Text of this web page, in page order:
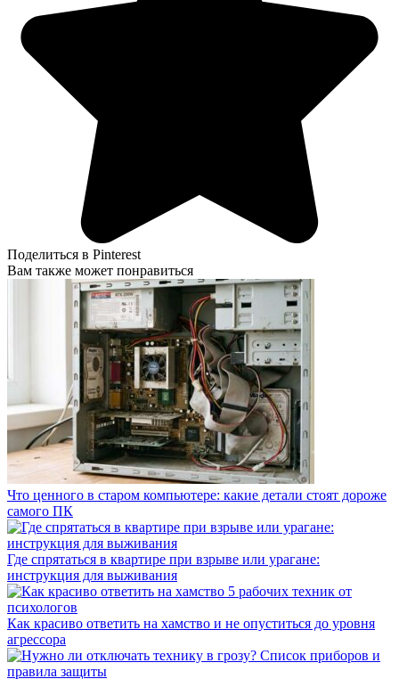
Поделиться в Pinterest
Вам также может понравиться
Что ценного в старом компьютере: какие детали стоят дороже
самого ПК
Где спрятаться в квартире при взрыве или урагане:
инструкция для выживания
Как красиво ответить на хамство и не опуститься до уровня
агрессора